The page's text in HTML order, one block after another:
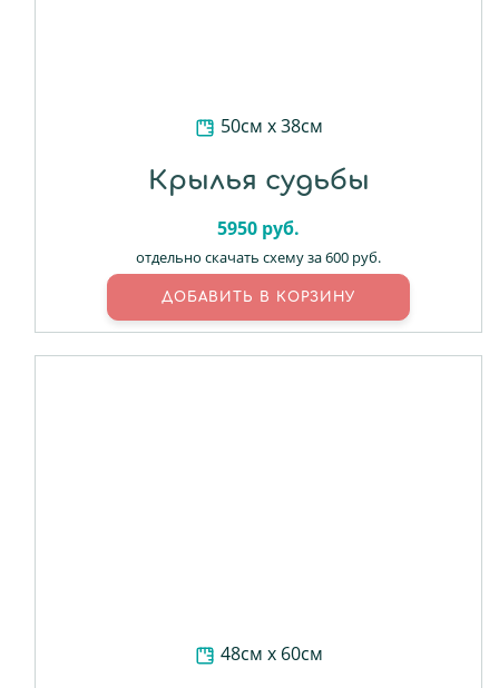
50см х 38см
Крылья судьбы
5950 руб.
отдельно скачать схему за 600 руб.
48см х 60см